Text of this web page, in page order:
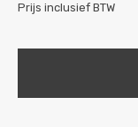
Prijs inclusief BTW